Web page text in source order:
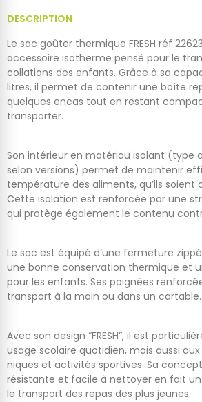
DESCRIPTION
Le sac goûter thermique FRESH réf
accessoire isotherme pensé pour le
collations des enfants. Grâce à sa
litres, il permet de contenir une boîte
quelques encas tout en restant
transporter.
Son intérieur en matériau isolant (type
selon versions) permet de maintenir
température des aliments, qu’ils soient
Cette isolation est renforcée par une
qui protège également le contenu
Le sac est équipé d’une fermeture
une bonne conservation thermique et
pour les enfants. Ses poignées
transport à la main ou dans un cartable.
Avec son design “FRESH”, il est
usage scolaire quotidien, mais aussi
niques et activités sportives. Sa
résistante et facile à nettoyer en fait
le transport des repas des plus jeunes.